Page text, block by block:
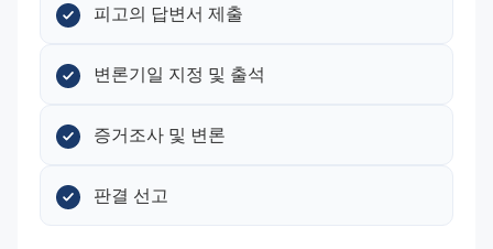
피고의 답변서 제출
변론기일 지정 및 출석
증거조사 및 변론
판결 선고